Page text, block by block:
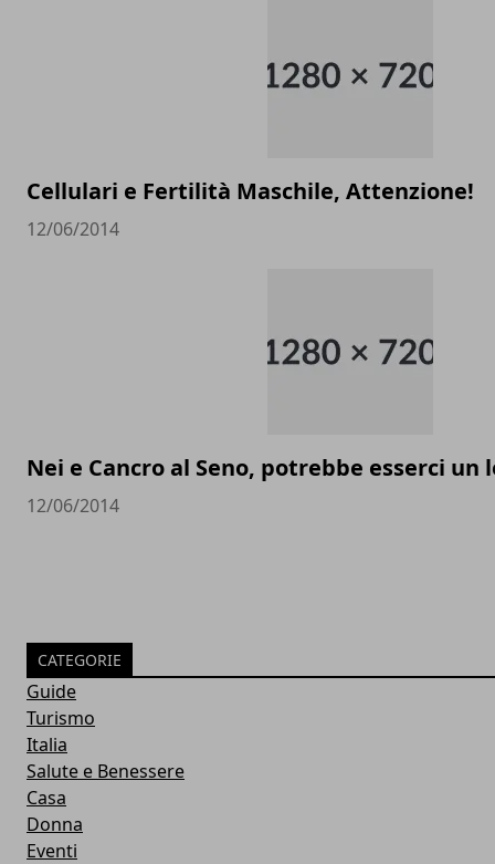
Cellulari e Fertilità Maschile, Attenzione!
12/06/2014
Nei e Cancro al Seno, potrebbe esserci un
12/06/2014
CATEGORIE
Guide
Turismo
Italia
Salute e Benessere
Casa
Donna
Eventi